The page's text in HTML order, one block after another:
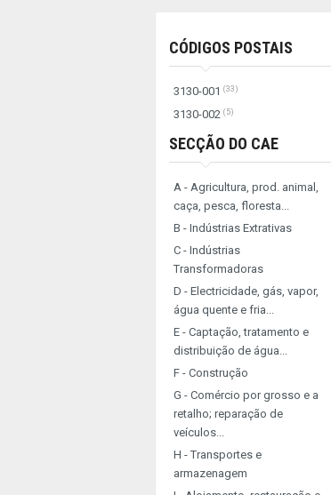
CÓDIGOS POSTAIS
3130-001 (33)
3130-002 (5)
SECÇÃO DO CAE
A - Agricultura, prod. animal,
caça, pesca, floresta...
B - Indústrias Extrativas
C - Indústrias
Transformadoras
D - Electricidade, gás, vapor,
água quente e fria...
E - Captação, tratamento e
distribuição de água...
F - Construção
G - Comércio por grosso e a
retalho; reparação de
veículos...
H - Transportes e
armazenagem